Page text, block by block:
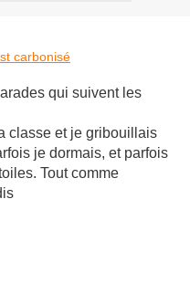
carbonisé
qui suivent les
classe et je gribouillais
je dormais, et parfois
Tout comme